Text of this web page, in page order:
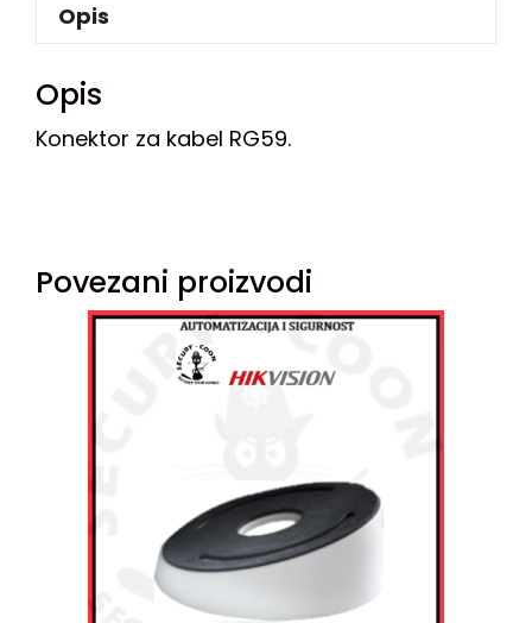
Opis
Opis
Konektor za kabel RG59.
Povezani proizvodi